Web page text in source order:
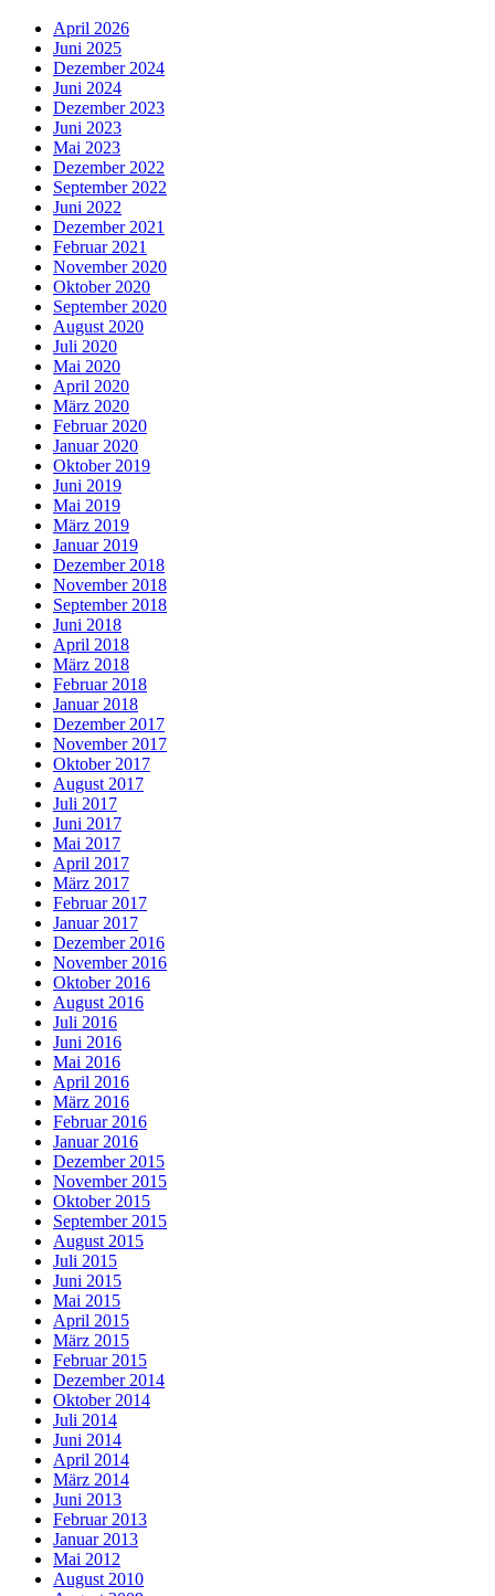
April 2026
Juni 2025
Dezember 2024
Juni 2024
Dezember 2023
Juni 2023
Mai 2023
Dezember 2022
September 2022
Juni 2022
Dezember 2021
Februar 2021
November 2020
Oktober 2020
September 2020
August 2020
Juli 2020
Mai 2020
April 2020
März 2020
Februar 2020
Januar 2020
Oktober 2019
Juni 2019
Mai 2019
März 2019
Januar 2019
Dezember 2018
November 2018
September 2018
Juni 2018
April 2018
März 2018
Februar 2018
Januar 2018
Dezember 2017
November 2017
Oktober 2017
August 2017
Juli 2017
Juni 2017
Mai 2017
April 2017
März 2017
Februar 2017
Januar 2017
Dezember 2016
November 2016
Oktober 2016
August 2016
Juli 2016
Juni 2016
Mai 2016
April 2016
März 2016
Februar 2016
Januar 2016
Dezember 2015
November 2015
Oktober 2015
September 2015
August 2015
Juli 2015
Juni 2015
Mai 2015
April 2015
März 2015
Februar 2015
Dezember 2014
Oktober 2014
Juli 2014
Juni 2014
April 2014
März 2014
Juni 2013
Februar 2013
Januar 2013
Mai 2012
August 2010